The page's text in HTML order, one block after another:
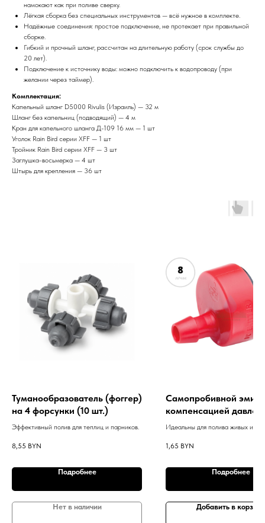
намокают как при поливе сверху.
Лёгкая сборка без специальных инструментов — всё нужное в комплекте.
Надёжные соединения: простое подключение, не протекает при правильной
сборке.
Гибкий и прочный шланг, рассчитан на длительную работу (срок службы до
20 лет).
Подключение к источнику воды: можно подключить к водопроводу (при
желании через таймер).
Комплектация:
Капельный шланг D5000 Rivulis (Израиль) — 32 м
Шланг без капельниц (подводящий) — 4 м
Кран для капельного шланга Д-109 16 мм — 1 шт
Уголок Rain Bird серии XFF — 1 шт
Тройник Rain Bird серии XFF — 3 шт
Заглушка-восьмерка — 4 шт
Штырь для крепления — 36 шт
Туманообразователь (фоггер)
на 4 форсунки (10 шт.)
Эффективный полив для теплиц и парников.
8,55 BYN
Подробнее
Нет в наличии
Самопробивной
компенсацией
час RAIN BIRD
Идеальны для полива живых
растений.
1,65 BYN
Подробнее
Добавить в корзину